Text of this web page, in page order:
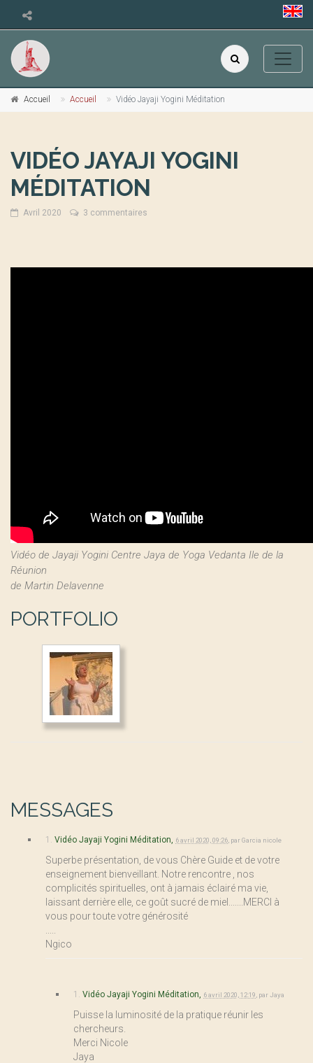
Accueil Accueil Vidéo Jayaji Yogini Méditation
VIDÉO JAYAJI YOGINI
MÉDITATION
Avril 2020 3 commentaires
Vidéo de Jayaji Yogini Centre Jaya de Yoga Vedanta Ile de la
Réunion
de Martin Delavenne
PORTFOLIO
MESSAGES
1. Vidéo Jayaji Yogini Méditation, 6 avril 2020, 09:26 parGarcia nicole
Superbe présentation, de vous Chère Guide et de votre
enseignement bienveillant. Notre rencontre , nos
complicités spirituelles, ont à jamais éclairé ma vie,
laissant derrière elle, ce goût sucré de miel.......MERCI à
vous pour toute votre générosité
Ngico
1. Vidéo Jayaji Yogini Méditation, 6 avril 2020, 12:19 parJaya
Puisse la luminosité de la pratique réunir les
chercheurs.
Merci Nicole
Jaya